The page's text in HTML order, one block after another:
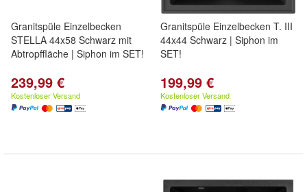
Granitspüle Einzelbecken
STELLA 44x58 Schwarz mit
Abtropffläche | Siphon im SET!
239,99 €
Kostenloser Versand
Granitspüle Einzelbecken T. III
44x44 Schwarz | Siphon im
SET!
199,99 €
Kostenloser Versand